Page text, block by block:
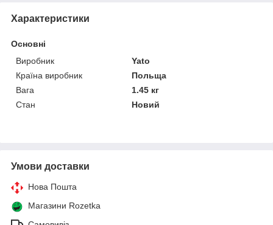
Характеристики
Основні
Виробник
Yato
Країна виробник
Польща
Вага
1.45 кг
Стан
Новий
Умови доставки
Нова Пошта
Магазини Rozetka